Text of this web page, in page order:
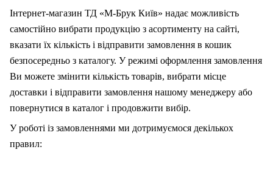
Інтернет-магазин ТД «М-Брук Київ» надає можливість
самостійно вибрати продукцію з асортименту на сайті,
вказати їх кількість і відправити замовлення в кошик
безпосередньо з каталогу. У режимі оформлення замовлення
Ви можете змінити кількість товарів, вибрати місце
доставки і відправити замовлення нашому менеджеру або
повернутися в каталог і продовжити вибір.
У роботі із замовленнями ми дотримуємося декількох
правил: